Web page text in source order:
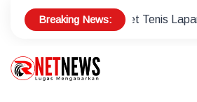
Breaking News:
Atlet Tenis Lapangan Peraih